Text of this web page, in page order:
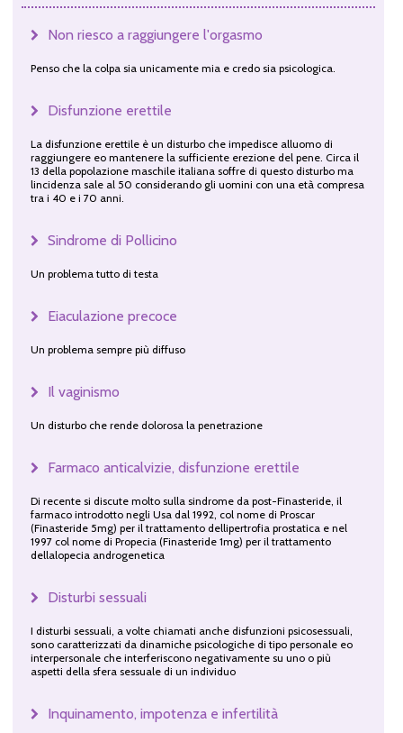
Non riesco a raggiungere l'orgasmo
Penso che la colpa sia unicamente mia e credo sia psicologica.
Disfunzione erettile
La disfunzione erettile è un disturbo che impedisce alluomo di
raggiungere eo mantenere la sufficiente erezione del pene. Circa il
13 della popolazione maschile italiana soffre di questo disturbo ma
lincidenza sale al 50 considerando gli uomini con una età compresa
tra i 40 e i 70 anni.
Sindrome di Pollicino
Un problema tutto di testa
Eiaculazione precoce
Un problema sempre più diffuso
Il vaginismo
Un disturbo che rende dolorosa la penetrazione
Farmaco anticalvizie, disfunzione erettile
Di recente si discute molto sulla sindrome da post-Finasteride, il
farmaco introdotto negli Usa dal 1992, col nome di Proscar
(Finasteride 5mg) per il trattamento dellipertrofia prostatica e nel
1997 col nome di Propecia (Finasteride 1mg) per il trattamento
dellalopecia androgenetica
Disturbi sessuali
I disturbi sessuali, a volte chiamati anche disfunzioni psicosessuali,
sono caratterizzati da dinamiche psicologiche di tipo personale eo
interpersonale che interferiscono negativamente su uno o più
aspetti della sfera sessuale di un individuo
Inquinamento, impotenza e infertilità